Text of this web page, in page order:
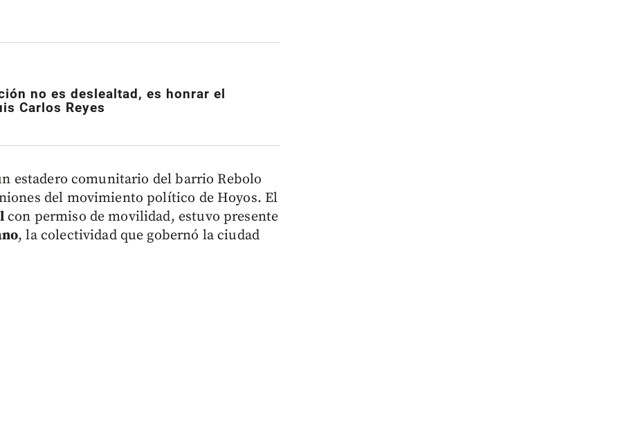
no es deslealtad, es honrar el
Carlos Reyes
estadero comunitario del barrio Rebolo
del movimiento político de Hoyos. El
con permiso de movilidad, estuvo presente
, la colectividad que gobernó la ciudad